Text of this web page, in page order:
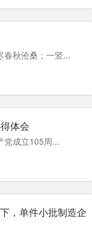
春秋沧桑；一竖...
体会
党成立105周...
，单件小批制造企